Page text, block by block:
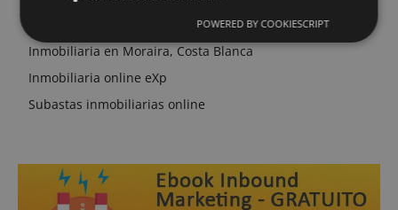
Inmobiliaria en Mollet del Vallés, Montmeló, Montornés
Inmobiliaria en Moraira, Costa Blanca
Inmobiliaria online eXp
Subastas inmobiliarias online
cómo los visitantes utilizan el sitio web. Por
ejemplo: cookies analíticas. Este tipo de cookies no
se pueden utilizar para identificar directamente a un
determinado visitante.
POWERED BY COOKIESCRIPT